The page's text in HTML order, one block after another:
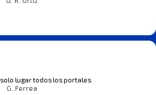
lugar todos los portales
G. Ferrea